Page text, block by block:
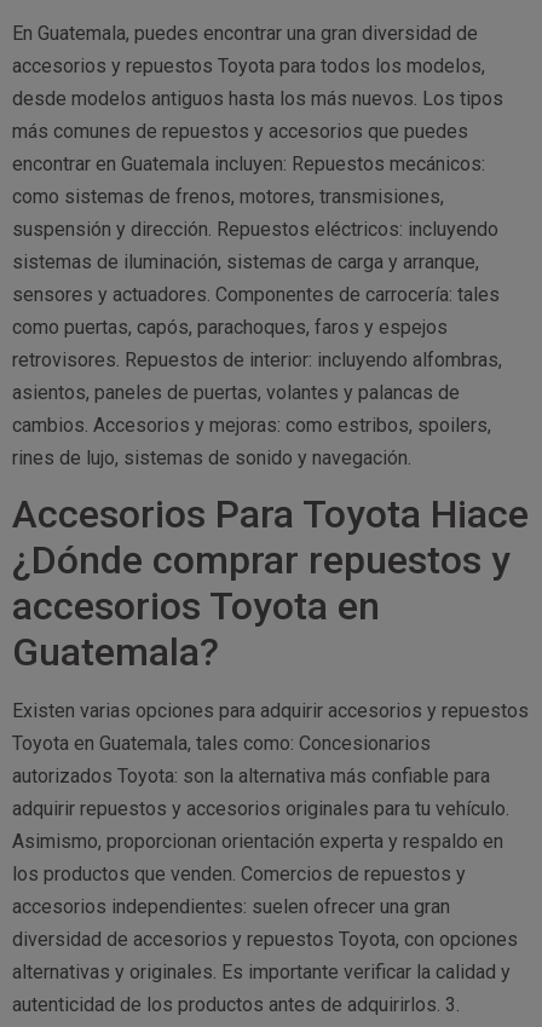
En Guatemala, puedes encontrar una gran diversidad de
accesorios y repuestos Toyota para todos los modelos,
desde modelos antiguos hasta los más nuevos. Los tipos
más comunes de repuestos y accesorios que puedes
encontrar en Guatemala incluyen: Repuestos mecánicos:
como sistemas de frenos, motores, transmisiones,
suspensión y dirección. Repuestos eléctricos: incluyendo
sistemas de iluminación, sistemas de carga y arranque,
sensores y actuadores. Componentes de carrocería: tales
como puertas, capós, parachoques, faros y espejos
retrovisores. Repuestos de interior: incluyendo alfombras,
asientos, paneles de puertas, volantes y palancas de
cambios. Accesorios y mejoras: como estribos, spoilers,
rines de lujo, sistemas de sonido y navegación.
Accesorios Para Toyota Hiace
¿Dónde comprar repuestos y
accesorios Toyota en
Guatemala?
Existen varias opciones para adquirir accesorios y repuestos
Toyota en Guatemala, tales como: Concesionarios
autorizados Toyota: son la alternativa más confiable para
adquirir repuestos y accesorios originales para tu vehículo.
Asimismo, proporcionan orientación experta y respaldo en
los productos que venden. Comercios de repuestos y
accesorios independientes: suelen ofrecer una gran
diversidad de accesorios y repuestos Toyota, con opciones
alternativas y originales. Es importante verificar la calidad y
autenticidad de los productos antes de adquirirlos. 3.